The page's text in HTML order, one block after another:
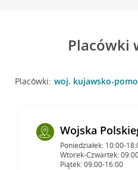
Placówki
Placówki: woj. kujawsko-
Wojska
Poniedziałek: 10:00-
Wtorek-Czwartek:
Piątek: 09:00-16:00